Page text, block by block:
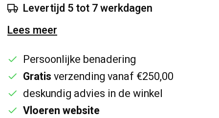
Levertijd 5 tot 7 werkdagen
Lees meer
Persoonlijke benadering
Gratisverzending vanaf €250,00
deskundig advies in de winkel
Vloeren website